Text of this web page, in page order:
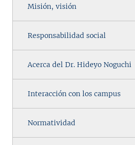
Misión, visión
Responsabilidad social
Acerca del Dr. Hideyo Noguchi
Interacción con los campus
Normatividad